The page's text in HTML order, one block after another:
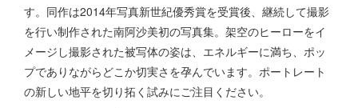
す。同作は2014年写真新世紀優秀賞を受賞後、継続して撮影
を行い制作された南阿沙美初の写真集。架空のヒーローをイ
メージし撮影された被写体の姿は、エネルギーに満ち、ポッ
プでありながらどこか切実さを孕んでいます。ポートレート
の新しい地平を切り拓く試みにご注目ください。